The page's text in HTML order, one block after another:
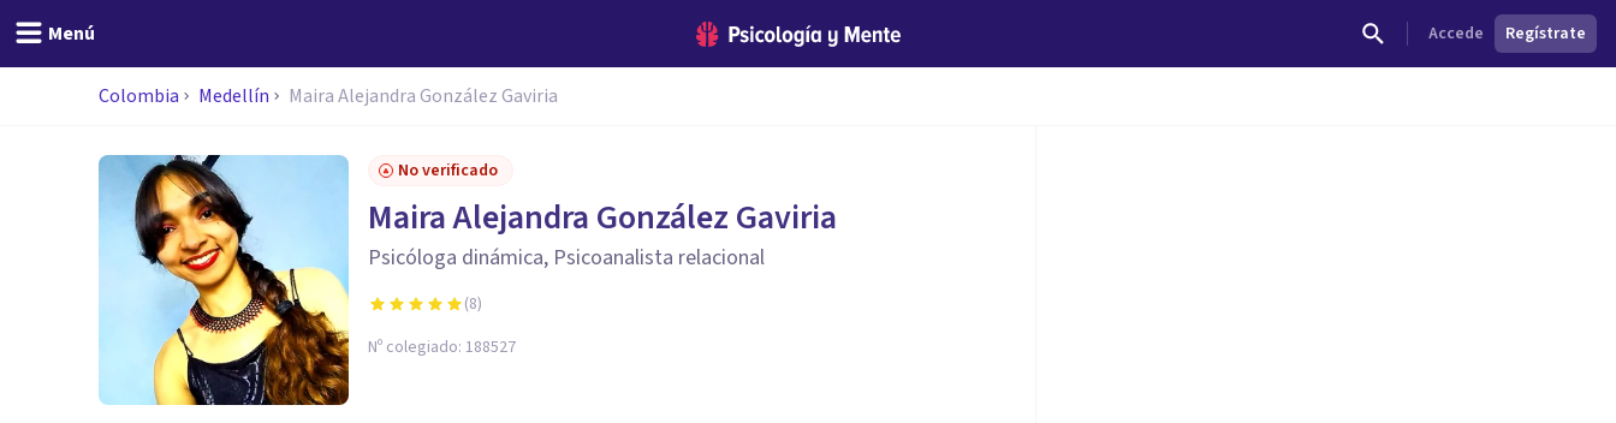
Menú Accede Regístrate
Colombia Medellín Maira Alejandra González Gaviria
No verificado
Maira Alejandra González Gaviria
Psicóloga dinámica, Psicoanalista relacional
(8)
Nº colegiado: 188527